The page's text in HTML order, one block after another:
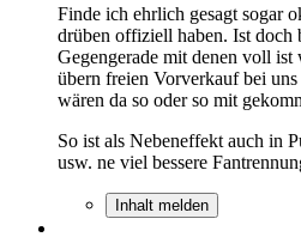
Finde ich ehrlich gesagt sogar
drüben offiziell haben. Ist doch
Gegengerade mit denen voll
übern freien Vorverkauf bei
wären da so oder so mit
So ist als Nebeneffekt auch in
usw. ne viel bessere
Inhalt melden